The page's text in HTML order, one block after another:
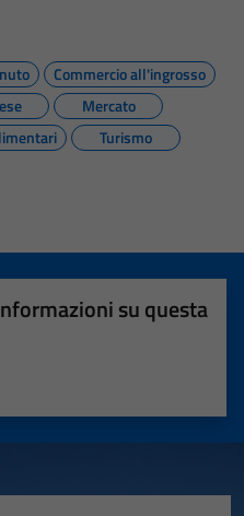
Commercio all'ingrosso
Mercato
Turismo
su questa
su 5
5